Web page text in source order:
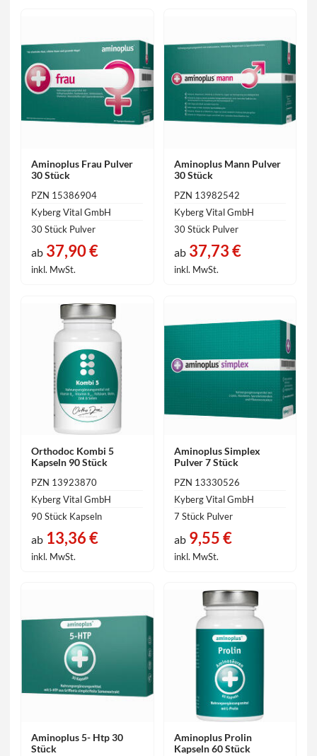
Aminoplus Frau Pulver
30 Stück
PZN 15386904
Kyberg Vital GmbH
30 Stück Pulver
ab 37,90 €
inkl. MwSt.
Aminoplus Mann Pulver
30 Stück
PZN 13982542
Kyberg Vital GmbH
30 Stück Pulver
ab37,73 €
inkl. MwSt.
Orthodoc Kombi 5
Kapseln 90 Stück
PZN 13923870
Kyberg Vital GmbH
90 Stück Kapseln
ab 13,36 €
inkl. MwSt.
Aminoplus Simplex
Pulver 7 Stück
PZN 13330526
Kyberg Vital GmbH
7 Stück Pulver
ab9,55 €
inkl. MwSt.
Aminoplus 5- Htp 30
Stück
Aminoplus Prolin
Kapseln 60 Stück